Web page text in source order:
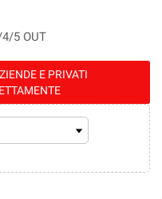
5 OUT
E PRIVATI